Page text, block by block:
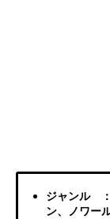
ジャンル ：
ン、ノワー